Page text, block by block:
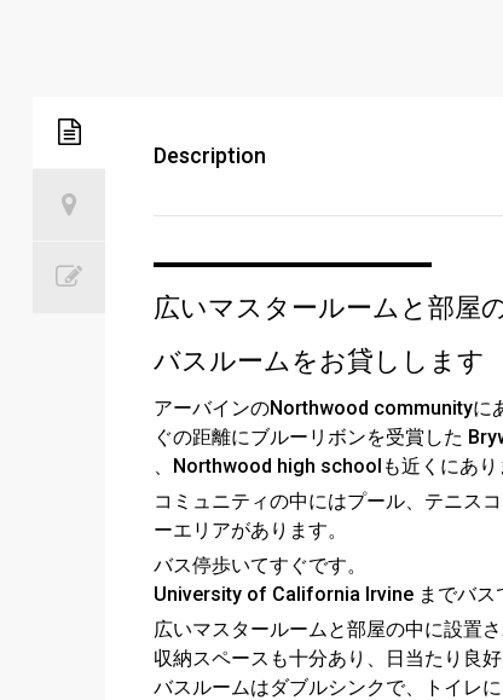
Description
広いマスタールームと部屋
バスルームをお貸しします
アーバインのNorthwood communityに
ぐの距離にブルーリボンを受賞した
、Northwood high schoolも近くにあり
コミュニティの中にはプール、テニス
ーエリアがあります。
バス停歩いてすぐです。
University of California Irvine までバス
広いマスタールームと部屋の中に設置
収納スペースも十分あり、日当たり良好
バスルームはダブルシンクで、トイレ